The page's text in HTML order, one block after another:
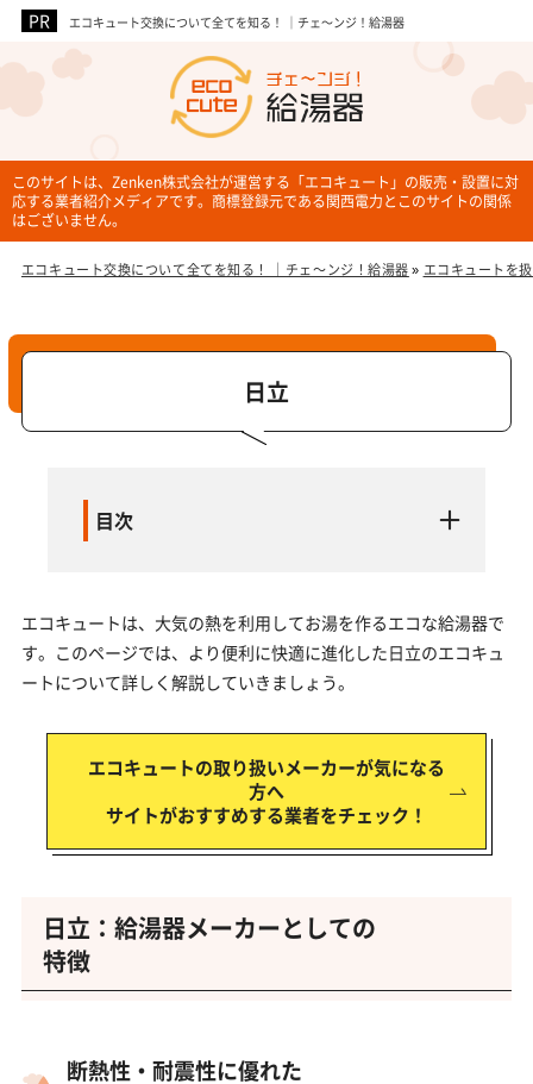
エコキュート交換について全てを知る！ ｜チェ～ンジ！給湯器
このサイトは、Zenken株式会社が運営する「エコキュート」の販売・設置に対
応する業者紹介メディアです。商標登録元である関西電力とこのサイトの関係
はございません。
エコキュート交換について全てを知る！ ｜チェ～ンジ！給湯器» エコキュートを
日立
目次
エコキュートは、大気の熱を利用してお湯を作るエコな給湯器で
す。このページでは、より便利に快適に進化した日立のエコキュ
ートについて詳しく解説していきましょう。
エコキュートの取り扱いメーカーが気になる
方へ
サイトがおすすめする業者をチェック！
日立：給湯器メーカーとしての
特徴
断熱性・耐震性に優れた